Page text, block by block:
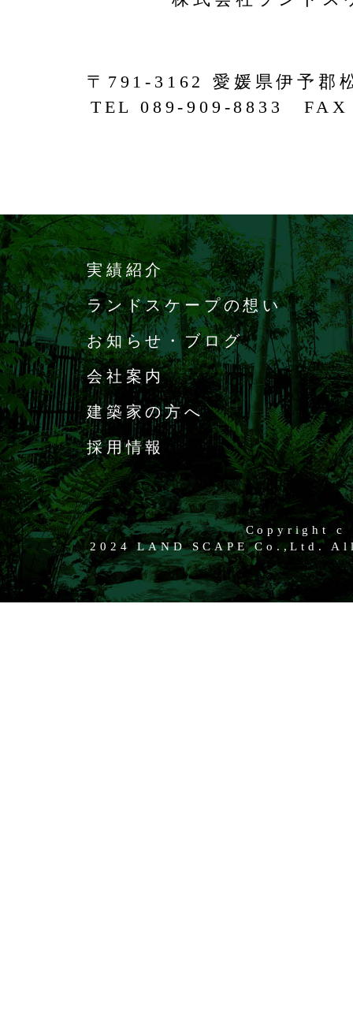
〒791-3162 愛媛県伊予郡
TEL 089-909-8833 FAX
実績紹介
ランドスケープの想い
お知らせ・ブログ
会社案内
建築家の方へ
採用情報
Copyright c
2024 LAND SCAPE Co.,Ltd.